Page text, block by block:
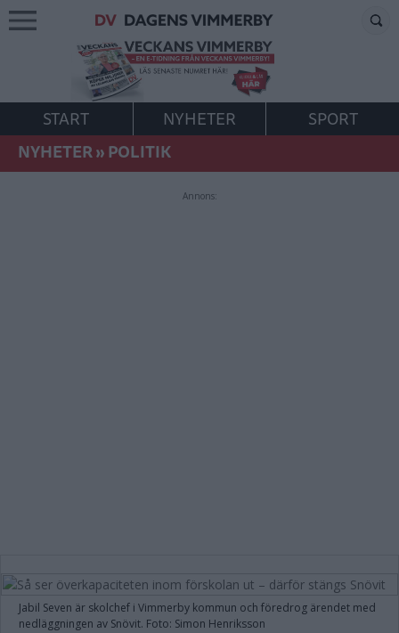
START NYHETER
SPORT
NYHETER»POLITIK
Annons:
Jabil Seven är skolchef i Vimmerby kommun och föredrog ärendet med
nedläggningen av Snövit. Foto: Simon Henriksson